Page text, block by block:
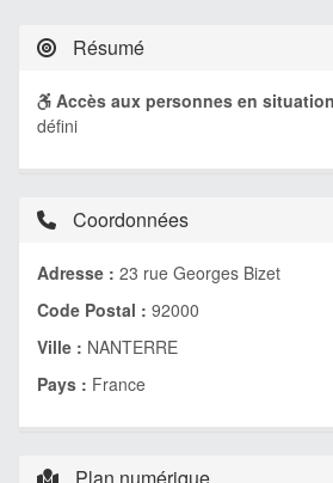
Résumé
Accès aux personnes en
défini
Coordonnées
Adresse : 23 rue Georges Bizet
Code Postal : 92000
Ville : NANTERRE
Pays : France